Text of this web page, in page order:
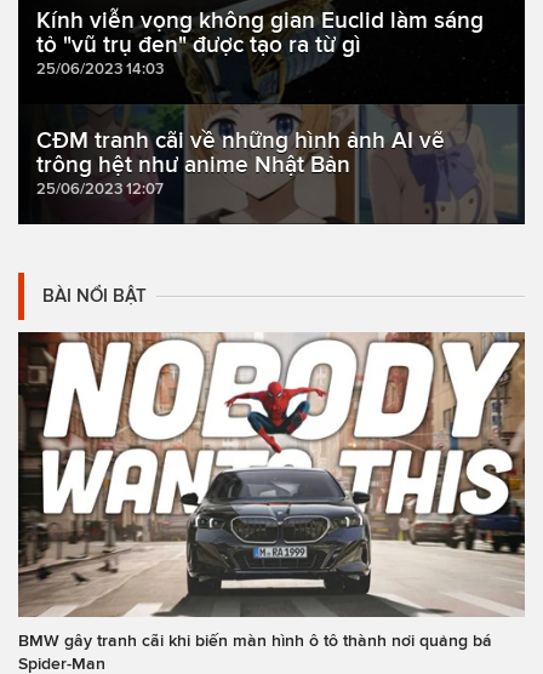
Kính viễn vọng không gian Euclid làm sáng
tỏ "vũ trụ đen" được tạo ra từ gì
25/06/2023 14:03
CĐM tranh cãi về những hình ảnh AI vẽ
trông hệt như anime Nhật Bản
25/06/2023 12:07
BÀI NỔI BẬT
BMW gây tranh cãi khi biến màn hình ô tô thành nơi quảng bá
Spider-Man